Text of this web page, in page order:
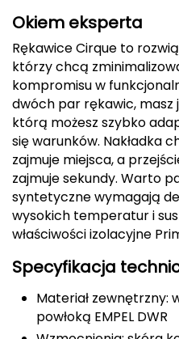
Fjord Nansen
G
GIVOVA
GSI Outdoors
Gear Aid
Gerber
Giant Dragon
Gilmonte
Okiem eksperta
Rękawice Cirque to
którzy chcą
kompromisu w
dwóch par rękawic,
którą możesz szybko
się warunków. Nakładka
zajmuje miejsca, a
zajmuje sekundy. Warto
syntetyczne wymagają
wysokich temperatur i
właściwości izolacyjne
Specyfikacja
Materiał zewnętrzny:
powłoką EMPEL DWR